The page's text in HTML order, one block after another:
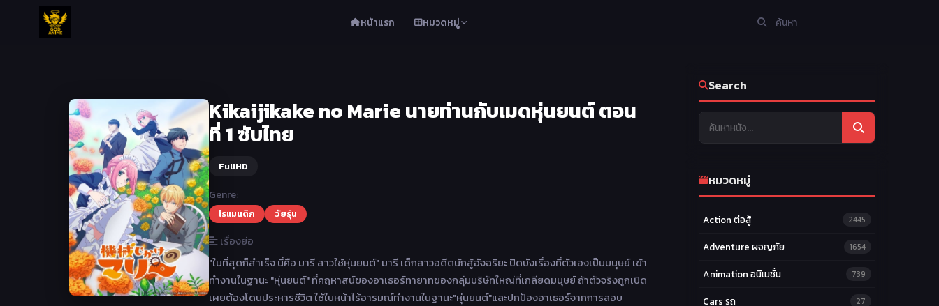
หน้าแรก หมวดหมู่
Kikaijikake no Marie นายท่านกับเมดหุ่นยนต์ ตอน
ที่ 1 ซับไทย
FullHD
Genre:
โรแมนติก วัยรุ่น
เรื่องย่อ
"ในที่สุดก็สำเร็จ นี่คือ มารี สาวใช้หุ่นยนต์" มารี เด็กสาวอดีตนักสู้อัจฉริยะ ปิดบังเรื่องที่ตัวเองเป็นมนุษย์ เข้า
ทำงานในฐานะ "หุ่นยนต์" ที่คฤหาสน์ของอาเธอร์ทายาทของกลุ่มบริษัทใหญ่ที่เกลียดมนุษย์ ถ้าตัวจริงถูกเปิด
เผยต้องโดนประหารชีวิต ใช้ใบหน้าไร้อารมณ์ทำงานในฐานะ"หุ่นยนต์"และปกป้องอาเธอร์จากการลอบ
Search
หมวดหมู่
Action ต่อสู้ 2445
Adventure ผจญภัย 1654
Animation อนิเมชั่น 739
Cars รถ 27